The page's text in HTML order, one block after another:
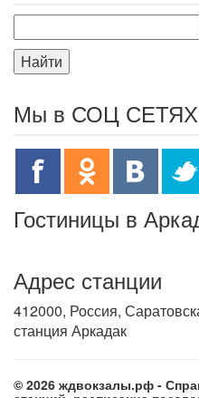
Найти
Мы в СОЦ СЕТЯХ
Гостиницы в
Адрес станции
412000, Россия,
станция Аркадак
© 2026 ждвокзалы.рф -